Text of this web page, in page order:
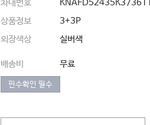
차대번호
KNAFD52435K373611
상품정보
3+3P
외장색상
실버색
배송비 무료
핀수확인 필수